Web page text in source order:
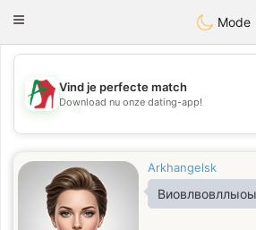
AmamiOra
Toggle
Mode
💖
Vind je perfecte match
Download nu onze dating-app!
Arkhangelsk
Виовлвовллыоы